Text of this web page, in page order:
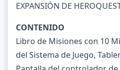
EXPANSIÓN DE
CONTENIDO
Libro de Misiones con 10
del Sistema de Juego,